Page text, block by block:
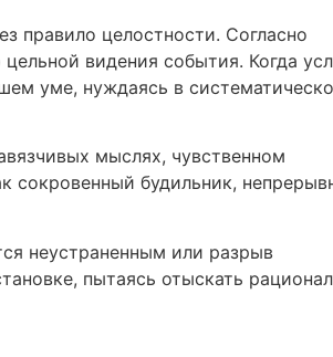
правило целостности. Согласно
видения события. Когда
уме, нуждаясь в
мыслях, чувственном
сокровенный будильник,
неустраненным или разрыв
пытаясь отыскать